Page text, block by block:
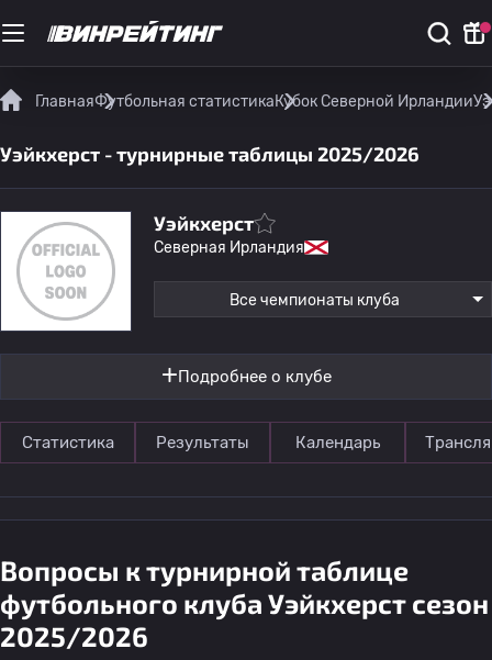
ГлавнаяФутбольная статистикаКубок Северной Ирландии
Уэйкхерст - турнирные таблицы 2025/2026
Уэйкхерст
Северная Ирландия
Все чемпионаты клуба
Подробнее о клубе
Статистика Результаты Календарь
Вопросы к турнирной таблице
футбольного клуба Уэйкхерст сезон
2025/2026